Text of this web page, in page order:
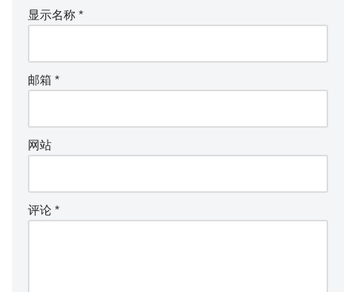
显示名称 *
邮箱 *
网站
评论 *